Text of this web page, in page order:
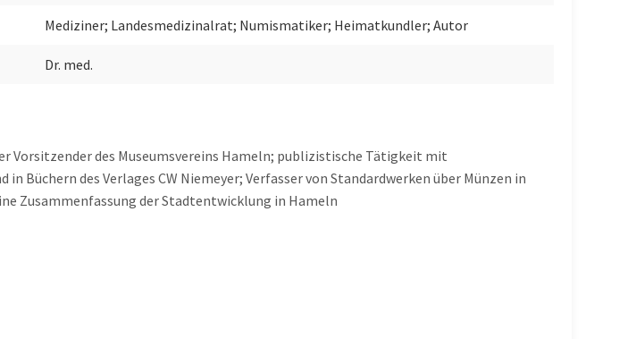
Mediziner; Landesmedizinalrat; Numismatiker; Heimatkundler; Autor
Dr. med.
Vorsitzender des Museumsvereins Hameln; publizistische Tätigkeit mit
Büchern des Verlages CW Niemeyer; Verfasser von Standardwerken über Münzen in
Zusammenfassung der Stadtentwicklung in Hameln